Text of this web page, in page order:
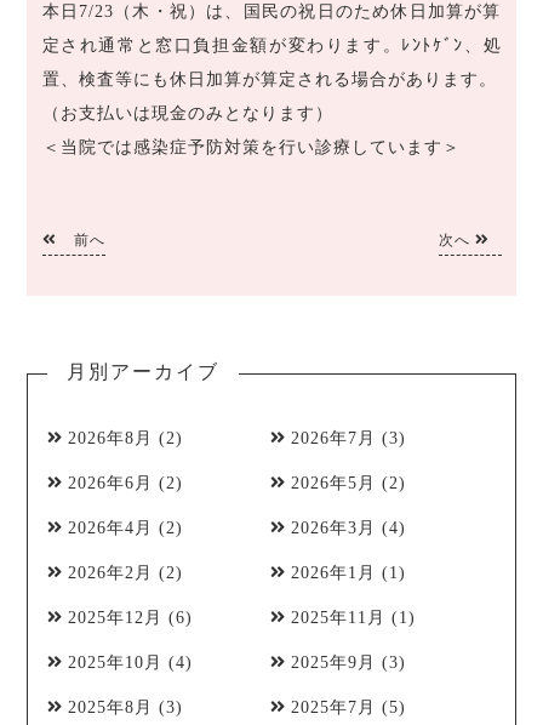
本日7/23（木・祝）は、国民の祝日のため休日加算が算
定され通常と窓口負担金額が変わります。ﾚﾝﾄｹﾞﾝ、処
置、検査等にも休日加算が算定される場合があります。
（お支払いは現金のみとなります）
＜当院では感染症予防対策を行い診療しています＞
前へ 次へ
月別アーカイブ
2026年8月 (2) 2026年7月 (3)
2026年6月 (2) 2026年5月 (2)
2026年4月 (2) 2026年3月 (4)
2026年2月 (2) 2026年1月 (1)
2025年12月 (6) 2025年11月 (1)
2025年10月 (4) 2025年9月 (3)
2025年8月 (3) 2025年7月 (5)